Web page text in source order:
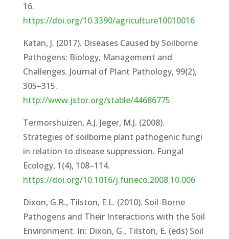
16.
https://doi.org/10.3390/agriculture10010016
Katan, J. (2017). Diseases Caused by Soilborne
Pathogens: Biology, Management and
Challenges. Journal of Plant Pathology, 99(2),
305–315.
http://www.jstor.org/stable/44686775
Termorshuizen, A.J. Jeger, M.J. (2008).
Strategies of soilborne plant pathogenic fungi
in relation to disease suppression. Fungal
Ecology, 1(4), 108–114.
https://doi.org/10.1016/j.funeco.2008.10.006
Dixon, G.R., Tilston, E.L. (2010). Soil-Borne
Pathogens and Their Interactions with the Soil
Environment. In: Dixon, G., Tilston, E. (eds) Soil